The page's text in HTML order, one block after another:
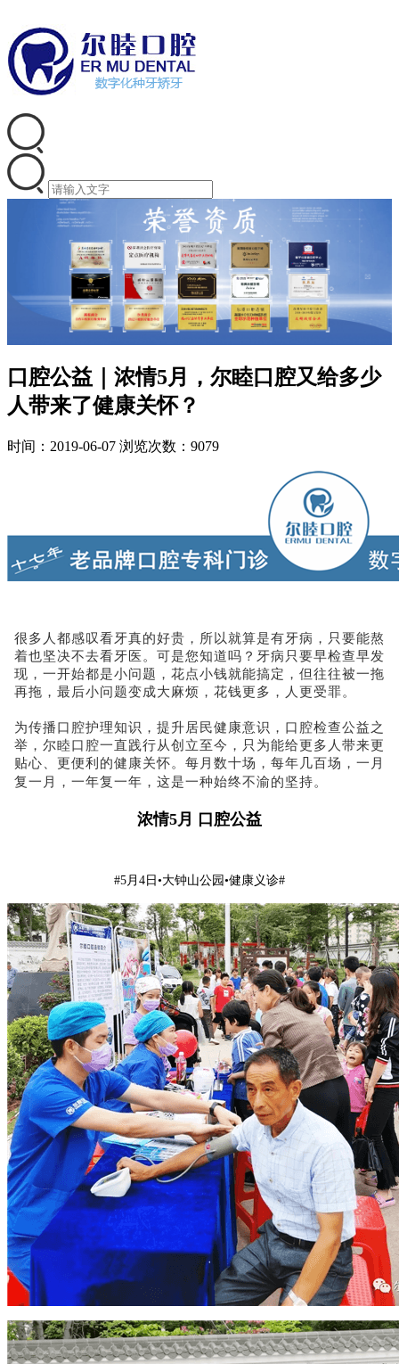
口腔公益｜浓情5月，尔睦口腔又给多少
人带来了健康关怀？
时间：2019-06-07 浏览次数：9079
很多人都感叹看牙真的好贵，所以就算是有牙病，只要能熬
着也坚决不去看牙医。 可是您知道吗？牙病只要早检查早发
现，一开始都是小问题，花点小钱就能搞定，但往往被一拖
再拖，最后小问题变成大麻烦，花钱更多，人更受罪。
为传播口腔护理知识，提升居民健康意识，口腔检查公益之
举，尔睦口腔一直践行从创立至今，只为能给更多人带来更
贴心、更便利的健康关怀。每月数十场，每年几百场，一月
复一月，一年复一年，这是一种始终不渝的坚持。
浓情5月 口腔公益
#5月4日•大钟山公园•健康义诊#